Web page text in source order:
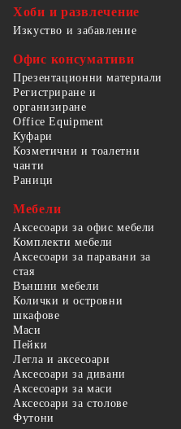
Хоби и развлечение
Изкуство и забавление
Офис консумативи
Презентационни материали
Регистриране и
организиране
Office Equipment
Куфари
Козметични и тоалетни
чанти
Раници
Мебели
Аксесоари за офис мебели
Комплекти мебели
Аксесоари за паравани за
стая
Външни мебели
Колички и островни
шкафове
Маси
Пейки
Легла и аксесоари
Аксесоари за дивани
Аксесоари за маси
Аксесоари за столове
Футони